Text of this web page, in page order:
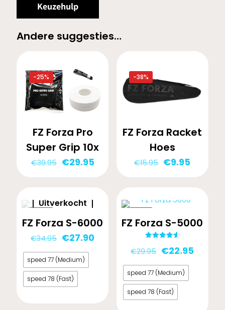
Keuzehulp
Andere suggesties…
-25%
FZ Forza Pro
Super Grip 10x
€39.95 Oorspronkelijke
€39.95.
€29.95Huidige
€29.95.
-38%
FZ Forza Racket
Hoes
€15.95
€15.95.
€9.95Huidige
€9.95.
Uitverkocht
FZ Forza S-6000
€34.95 Oorspronkelijke
prijs
was:
€34.95.
€27.90Huidige
speed 77 (Medium)
speed 78 (Fast)
FZ Forza S-5000
4.67
uit 5
€29.95
prijs
was:
€29.95.
€22.95
speed 77 (Medium)
speed 78 (Fast)